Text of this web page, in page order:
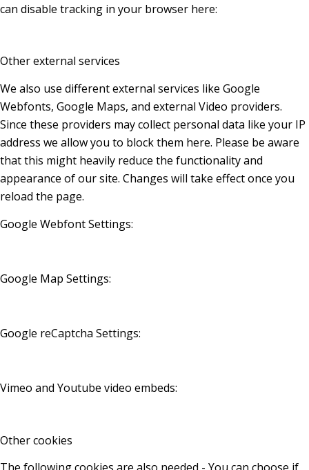
can disable tracking in your browser here:
Other external services
We also use different external services like Google
Webfonts, Google Maps, and external Video providers.
Since these providers may collect personal data like your IP
address we allow you to block them here. Please be aware
that this might heavily reduce the functionality and
appearance of our site. Changes will take effect once you
reload the page.
Google Webfont Settings:
Google Map Settings:
Google reCaptcha Settings:
Vimeo and Youtube video embeds:
Other cookies